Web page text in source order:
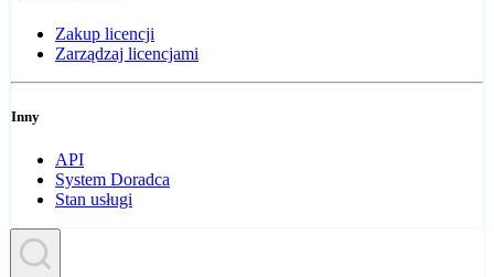
Zakup licencji
Zarządzaj licencjami
Inny
API
System Doradca
Stan usługi